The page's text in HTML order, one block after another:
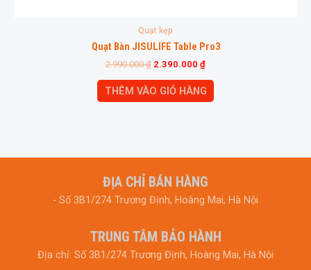
Quạt kẹp
Quạt Bàn JISULIFE Table Pro3
2.990.000₫ 2.390.000 ₫
THÊM VÀO GIỎ HÀNG
ĐỊA CHỈ BÁN HÀNG
- Số 3B1/274 Trương Định, Hoàng Mai, Hà Nội
TRUNG TÂM BẢO HÀNH
Địa chỉ: Số 3B1/274 Trương Định, Hoàng Mai, Hà Nội